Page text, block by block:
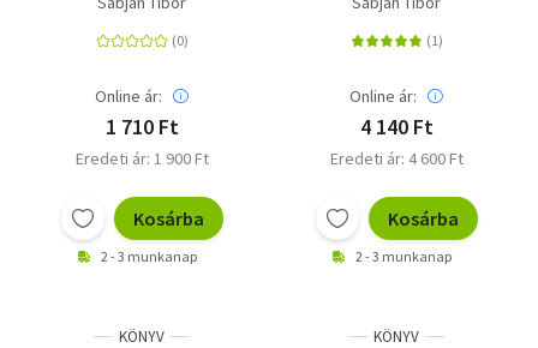
Online ár:
1 710 Ft
Eredeti ár: 1 900 Ft
Kosárba
2 - 3 munkanap
Online ár:
4 140 Ft
Eredeti ár: 4 600 Ft
Kosárba
2 - 3 munkanap
KÖNYV KÖNYV